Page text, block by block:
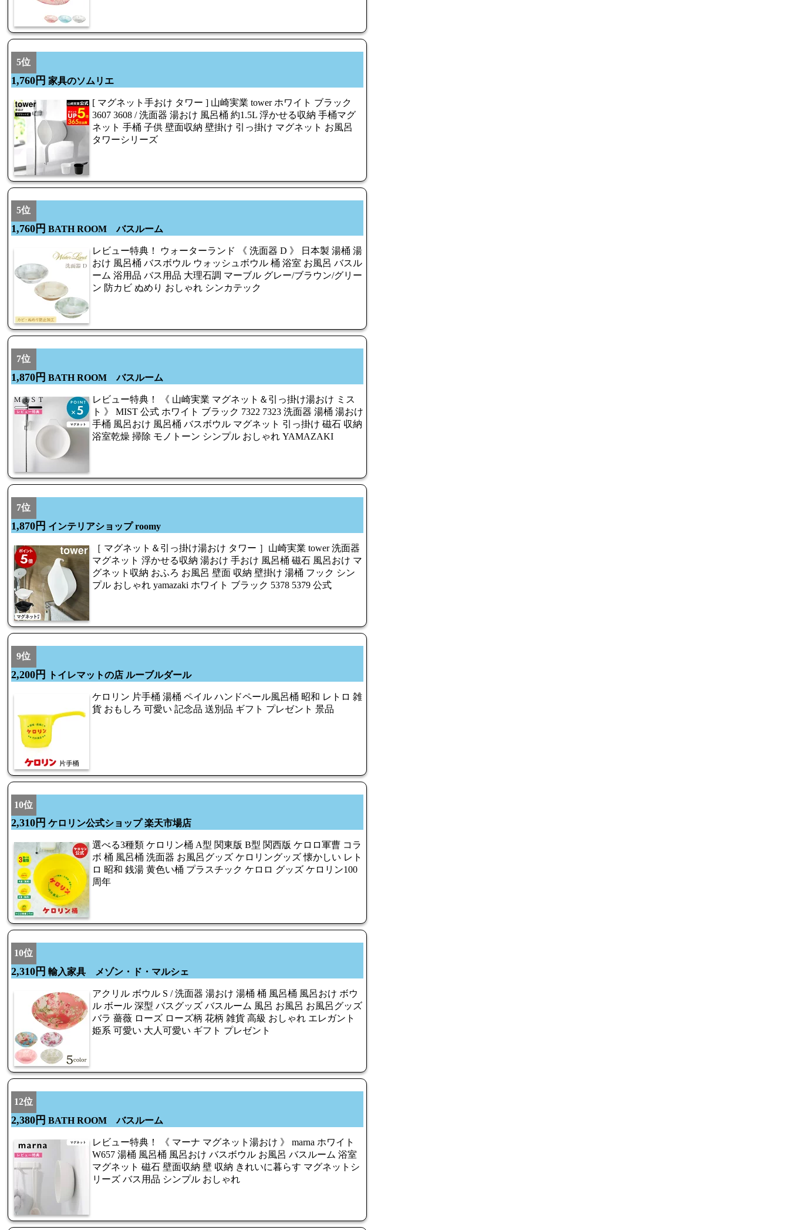
5位
1,760円 家具のソムリエ
[ マグネット手おけ タワー ] 山崎実業 tower ホワイト ブラック
3607 3608 / 洗面器 湯おけ 風呂桶 約1.5L 浮かせる収納 手桶マグ
ネット 手桶 子供 壁面収納 壁掛け 引っ掛け マグネット お風呂
タワーシリーズ
5位
1,760円 BATH ROOM バスルーム
レビュー特典！ ウォーターランド 《 洗面器 D 》 日本製 湯桶 湯
おけ 風呂桶 バスボウル ウォッシュボウル 桶 浴室 お風呂 バスル
ーム 浴用品 バス用品 大理石調 マーブル グレー/ブラウン/グリー
ン 防カビ ぬめり おしゃれ シンカテック
7位
1,870円 BATH ROOM バスルーム
レビュー特典！ 《 山崎実業 マグネット＆引っ掛け湯おけ ミス
ト 》 MIST 公式 ホワイト ブラック 7322 7323 洗面器 湯桶 湯おけ
手桶 風呂おけ 風呂桶 バスボウル マグネット 引っ掛け 磁石 収納
浴室乾燥 掃除 モノトーン シンプル おしゃれ YAMAZAKI
7位
1,870円 インテリアショップ roomy
［ マグネット＆引っ掛け湯おけ タワー ］山崎実業 tower 洗面器
マグネット 浮かせる収納 湯おけ 手おけ 風呂桶 磁石 風呂おけ マ
グネット収納 おふろ お風呂 壁面 収納 壁掛け 湯桶 フック シン
プル おしゃれ yamazaki ホワイト ブラック 5378 5379 公式
9位
2,200円 トイレマットの店 ルーブルダール
ケロリン 片手桶 湯桶 ペイル ハンドペール風呂桶 昭和 レトロ 雑
貨 おもしろ 可愛い 記念品 送別品 ギフト プレゼント 景品
10位
2,310円 ケロリン公式ショップ 楽天市場店
選べる3種類 ケロリン桶 A型 関東版 B型 関西版 ケロロ軍曹 コラ
ボ 桶 風呂桶 洗面器 お風呂グッズ ケロリングッズ 懐かしい レト
ロ 昭和 銭湯 黄色い桶 プラスチック ケロロ グッズ ケロリン100
周年
10位
2,310円 輸入家具 メゾン・ド・マルシェ
アクリル ボウル S / 洗面器 湯おけ 湯桶 桶 風呂桶 風呂おけ ボウ
ル ボール 深型 バスグッズ バスルーム 風呂 お風呂 お風呂グッズ
バラ 薔薇 ローズ ローズ柄 花柄 雑貨 高級 おしゃれ エレガント
姫系 可愛い 大人可愛い ギフト プレゼント
12位
2,380円 BATH ROOM バスルーム
レビュー特典！ 《 マーナ マグネット湯おけ 》 marna ホワイト
W657 湯桶 風呂桶 風呂おけ バスボウル お風呂 バスルーム 浴室
マグネット 磁石 壁面収納 壁 収納 きれいに暮らす マグネットシ
リーズ バス用品 シンプル おしゃれ